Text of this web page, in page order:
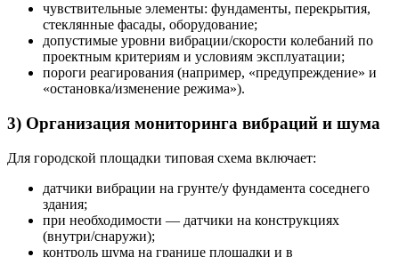
чувствительные элементы: фундаменты, перекрытия,
стеклянные фасады, оборудование;
допустимые уровни вибрации/скорости колебаний по
проектным критериям и условиям эксплуатации;
пороги реагирования (например, «предупреждение» и
«остановка/изменение режима»).
3) Организация мониторинга вибраций и шума
Для городской площадки типовая схема включает:
датчики вибрации на грунте/у фундамента соседнего
здания;
при необходимости — датчики на конструкциях
(внутри/снаружи);
контроль шума на границе площадки и в